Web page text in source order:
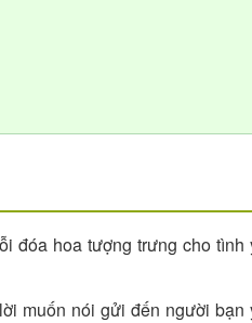
đóa hoa tượng trưng cho tình
muốn nói gửi đến người bạn